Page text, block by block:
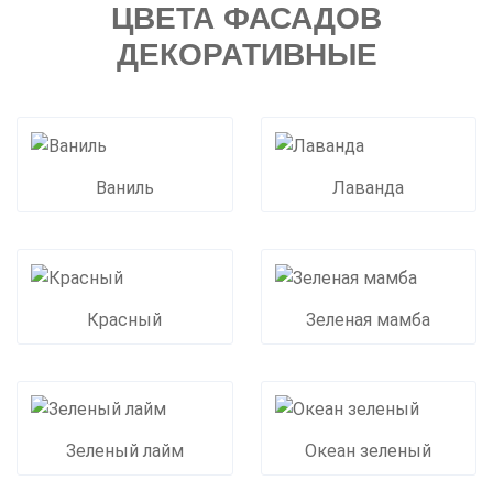
ЦВЕТА ФАСАДОВ
ДЕКОРАТИВНЫЕ
Ваниль Лаванда
Красный Зеленая мамба
Зеленый лайм Океан зеленый